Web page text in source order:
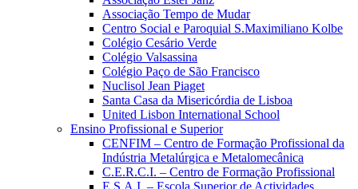
Associação Tempo de Mudar
Centro Social e Paroquial S.Maximiliano Kolbe
Colégio Cesário Verde
Colégio Valsassina
Colégio Paço de São Francisco
Nuclisol Jean Piaget
Santa Casa da Misericórdia de Lisboa
United Lisbon International School
Ensino Profissional e Superior
CENFIM – Centro de Formação Profissional da
Indústria Metalúrgica e Metalomecânica
C.E.R.C.I. – Centro de Formação Profissional
E.S.A.I. – Escola Superior de Actividades